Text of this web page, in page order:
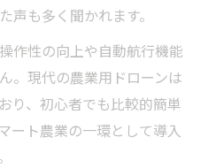
高齢化農家の悩みを解決
を維持する活用ポイン
業負担が軽減する理由と
声も多く聞かれます。
作性の向上や自動航行機能
。現代の農業用ドローンは
り、初心者でも比較的簡単
ート農業の一環として導入